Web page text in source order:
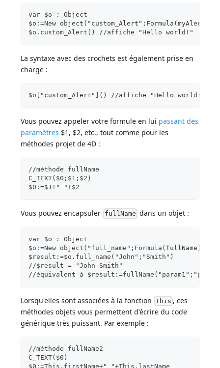
var $o : Object
$o:=New object("custom_Alert";Formula(myAlert))
$o.custom_Alert() //affiche "Hello world!"
La syntaxe avec des crochets est également prise en
charge :
$o["custom_Alert"]() //affiche "Hello world!"
Vous pouvez appeler votre formule en lui passant des
paramètres $1, $2, etc., tout comme pour les
méthodes projet de 4D :
//méthode fullName
C_TEXT($0;$1;$2)
$0:=$1+" "+$2
Vous pouvez encapsuler fullName dans un objet :
var $o : Object
$o:=New object("full_name";Formula(fullName))
$result:=$o.full_name("John";"Smith")
//$result = "John Smith"
//équivalent à
Lorsqu'elles sont associées à la fonction This , ces
méthodes objets vous permettent d'écrire du code
générique très puissant. Par exemple :
//méthode fullName2
C_TEXT($0)
$0:=This.firstName+" "+This.lastName